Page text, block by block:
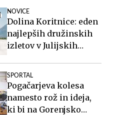
NOVICE
Dolina Koritnice: eden
najlepših družinskih
izletov v Julijskih
SPORTAL
Pogačarjeva kolesa
namesto rož in ideja,
ki bi na Gorenjsko